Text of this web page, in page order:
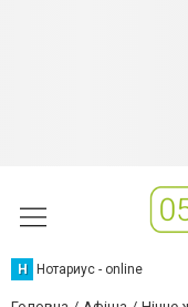
Н Нотариус - online